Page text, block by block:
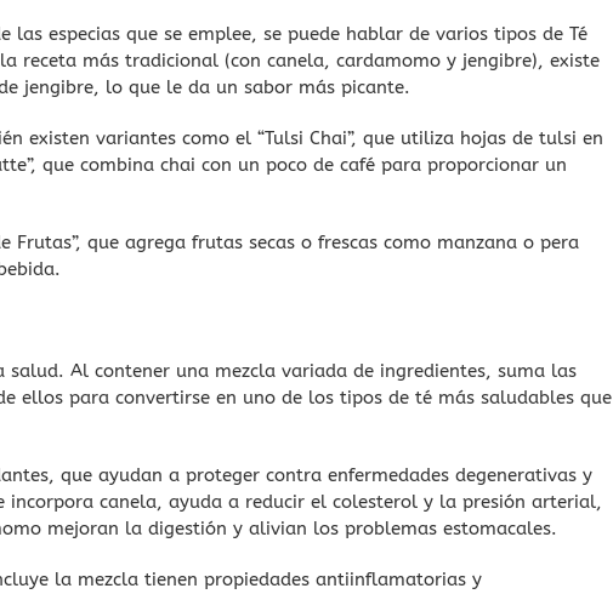
las especias que se emplee, se puede hablar de varios tipos de Té
receta más tradicional (con canela, cardamomo y jengibre), existe
jengibre, lo que le da un sabor más picante.
existen variantes como el “Tulsi Chai”, que utiliza hojas de tulsi en
que combina chai con un poco de café para proporcionar un
Frutas”, que agrega frutas secas o frescas como manzana o pera
salud. Al contener una mezcla variada de ingredientes, suma las
ellos para convertirse en uno de los tipos de té más saludables que
que ayudan a proteger contra enfermedades degenerativas y
incorpora canela, ayuda a reducir el colesterol y la presión arterial,
mejoran la digestión y alivian los problemas estomacales.
la mezcla tienen propiedades antiinflamatorias y